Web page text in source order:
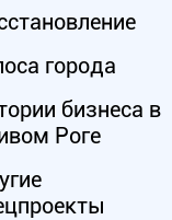
города
бизнеса в
Роге